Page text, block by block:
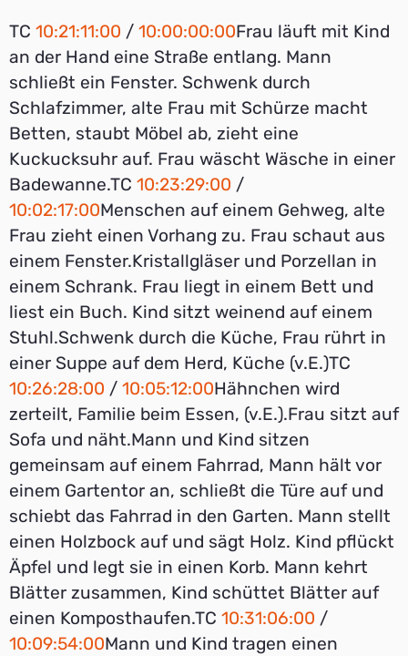
TC 10:21:11:00 / 10:00:00:00Frau läuft mit Kind
an der Hand eine Straße entlang. Mann
schließt ein Fenster. Schwenk durch
Schlafzimmer, alte Frau mit Schürze macht
Betten, staubt Möbel ab, zieht eine
Kuckucksuhr auf. Frau wäscht Wäsche in einer
Badewanne.TC 10:23:29:00 /
10:02:17:00Menschen auf einem Gehweg, alte
Frau zieht einen Vorhang zu. Frau schaut aus
einem Fenster.Kristallgläser und Porzellan in
einem Schrank. Frau liegt in einem Bett und
liest ein Buch. Kind sitzt weinend auf einem
Stuhl.Schwenk durch die Küche, Frau rührt in
einer Suppe auf dem Herd, Küche (v.E.)TC
10:26:28:00 / 10:05:12:00Hähnchen wird
zerteilt, Familie beim Essen, (v.E.).Frau sitzt auf
Sofa und näht.Mann und Kind sitzen
gemeinsam auf einem Fahrrad, Mann hält vor
einem Gartentor an, schließt die Türe auf und
schiebt das Fahrrad in den Garten. Mann stellt
einen Holzbock auf und sägt Holz. Kind pflückt
Äpfel und legt sie in einen Korb. Mann kehrt
Blätter zusammen, Kind schüttet Blätter auf
einen Komposthaufen.TC 10:31:06:00 /
10:09:54:00Mann und Kind tragen einen